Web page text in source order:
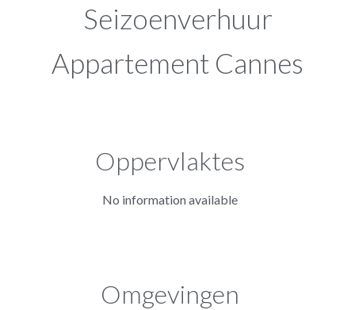
Seizoenverhuur
Appartement Cannes
Oppervlaktes
No information available
Omgevingen